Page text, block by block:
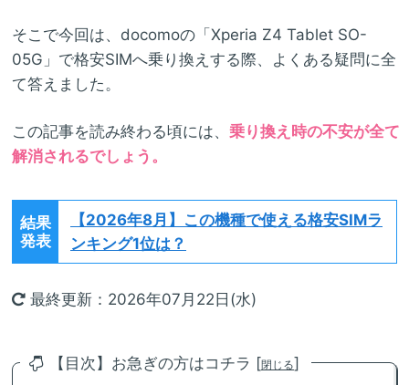
そこで今回は、docomoの「Xperia Z4 Tablet SO-
05G」で格安SIMへ乗り換えする際、よくある疑問に全
て答えました。
この記事を読み終わる頃には、 乗り換え時の不安が全て
解消されるでしょう。
結果
発表
【2026年8月】 この機種で使える格安SIMラ
ンキング1位は？
最終更新：2026年07月22日(水)
【目次】お急ぎの方はコチラ [閉じる]